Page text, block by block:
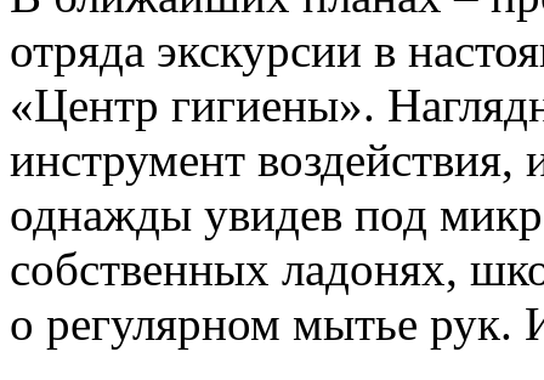
отряда экскурсии в
«Центр гигиены».
инструмент
однажды увидев под
собственных ладонях,
о регулярном мытье рук.